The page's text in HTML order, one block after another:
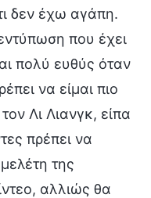
δεν έχω αγάπη.
που έχει
πολύ ευθύς όταν
να είμαι πιο
Λι Λιανγκ, είπα
πρέπει να
της
αλλιώς θα